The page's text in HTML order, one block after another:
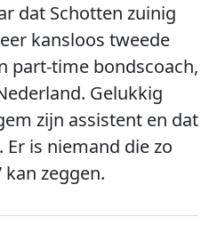
dat Schotten zuinig
kansloos tweede
part-time bondscoach,
Gelukkig
zijn assistent en dat
is niemand die zo
kan zeggen.